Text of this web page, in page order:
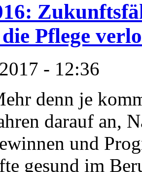
Pflege
- 12:36
denn je
darauf an,
und
gesund im